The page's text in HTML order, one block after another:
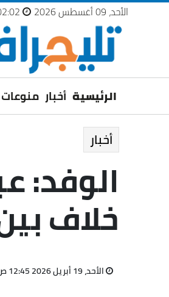
الأحد، 09 أغسطس 2026
الرئيسية أخبار منوعات
أخبار
الوفد:
خلاف
الأحد، 19 أبريل 2026 12:45 ص